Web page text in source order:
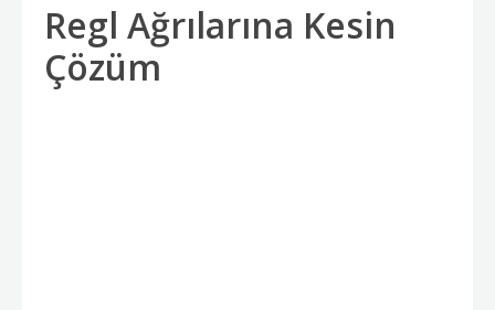
Regl Ağrılarına Kesin
Çözüm